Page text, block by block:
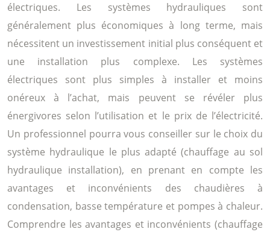
électriques. Les systèmes hydrauliques sont
généralement plus économiques à long terme, mais
nécessitent un investissement initial plus conséquent et
une installation plus complexe. Les systèmes
électriques sont plus simples à installer et moins
onéreux à l’achat, mais peuvent se révéler plus
énergivores selon l’utilisation et le prix de l’électricité.
Un professionnel pourra vous conseiller sur le choix du
système hydraulique le plus adapté (chauffage au sol
hydraulique installation), en prenant en compte les
avantages et inconvénients des chaudières à
condensation, basse température et pompes à chaleur.
Comprendre les avantages et inconvénients (chauffage